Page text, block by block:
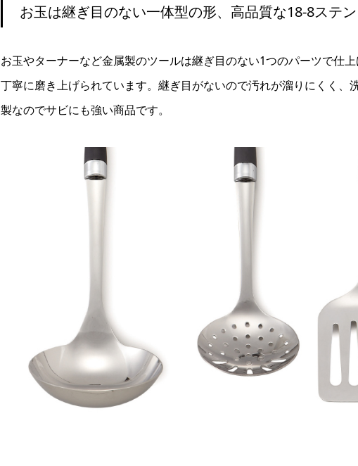
お玉は継ぎ目のない一体型の形、高品質な18-8ステ
お玉やターナーなど金属製のツールは継ぎ目のない1つのパーツで仕
丁寧に磨き上げられています。継ぎ目がないので汚れが溜りにくく、
製なのでサビにも強い商品です。